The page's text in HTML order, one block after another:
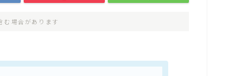
む場合があります